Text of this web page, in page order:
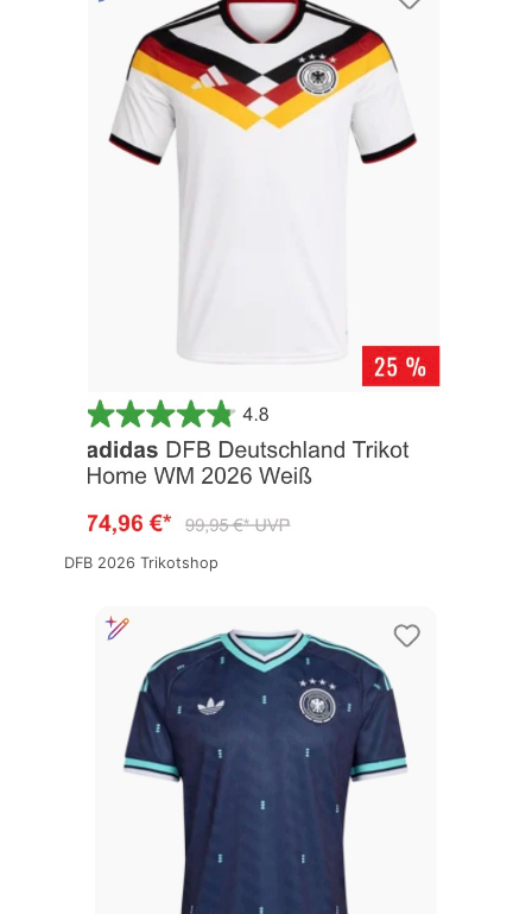
DFB 2026 Trikotshop